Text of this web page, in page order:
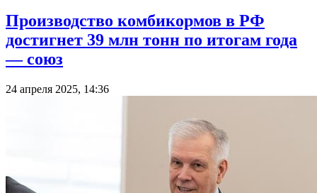
Производство комбикормов в РФ
достигнет 39 млн тонн по итогам года
— союз
24 апреля 2025, 14:36